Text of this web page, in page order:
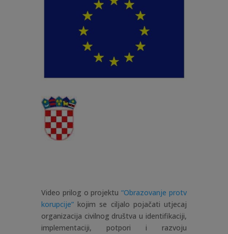
Video prilog o projektu “Obrazovanje protv
korupcije”kojim se ciljalo pojačati utjecaj
organizacija civilnog društva u identifikaciji,
implementaciji, potpori i razvoju